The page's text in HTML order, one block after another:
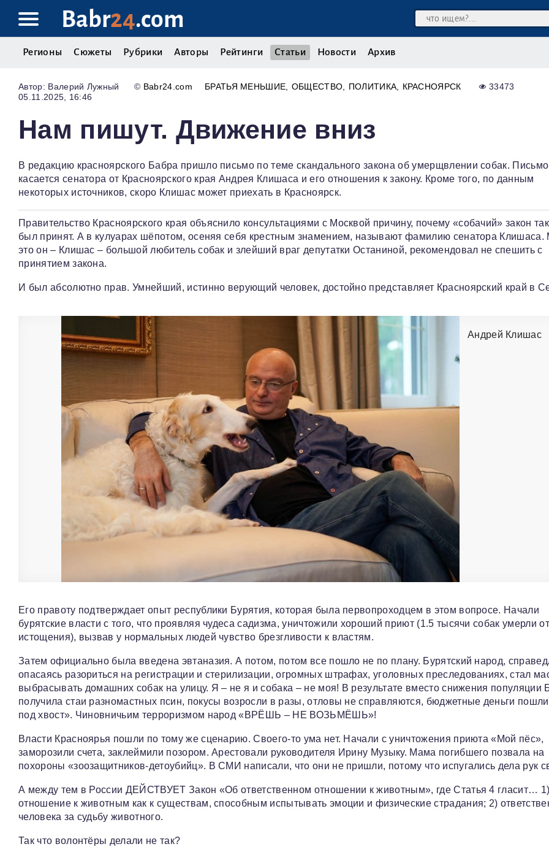
Babr24.com
Регионы Сюжеты Рубрики Авторы Рейтинги Статьи Новости Архив
Валерий Лужный © Babr24.com БРАТЬЯ МЕНЬШИЕ ОБЩЕСТВО ПОЛИТИКА КРАСНОЯРСК
33473
05.11.2025, 16:46
Нам пишут. Движение вниз
В редакцию красноярского Бабра пришло письмо по теме скандального закона об умерщвлении собак. Письмо
касается сенатора от Красноярского края Андрея Клишаса и его отношения к закону. Кроме того, по данным
некоторых источников, скоро Клишас может приехать в Красноярск.
Правительство Красноярского края объяснило консультациями с Москвой причину, почему «собачий» закон
был принят. А в кулуарах шёпотом, осеняя себя крестным знамением, называют фамилию сенатора Клишаса.
это он – Клишас – большой любитель собак и злейший враг депутатки Останиной, рекомендовал не спешить с
принятием закона.
И был абсолютно прав. Умнейший, истинно верующий человек, достойно представляет Красноярский край в
Андрей Клишас
Его правоту подтверждает опыт республики Бурятия, которая была первопроходцем в этом вопросе. Начали
бурятские власти с того, что проявляя чудеса садизма, уничтожили хороший приют (1.5 тысячи собак умерли от
истощения), вызвав у нормальных людей чувство брезгливости к властям.
Затем официально была введена эвтаназия. А потом, потом все пошло не по плану. Бурятский народ,
опасаясь разориться на регистрации и стерилизации, огромных штрафах, уголовных преследованиях, стал
выбрасывать домашних собак на улицу. Я – не я и собака – не моя! В результате вместо снижения популяции
получила стаи разномастных псин, покусы возросли в разы, отловы не справляются, бюджетные деньги пошли
под хвост». Чиновничьим терроризмом народ «ВРЁШЬ – НЕ ВОЗЬМЁШЬ»!
Власти Красноярья пошли по тому же сценарию. Своего-то ума нет. Начали с уничтожения приюта «Мой пёс»,
заморозили счета, заклеймили позором. Арестовали руководителя Ирину Музыку. Мама погибшего позвала на
похороны «зоозащитников-детоубийц». В СМИ написали, что они не пришли, потому что испугались дела рук
А между тем в России ДЕЙСТВУЕТ Закон «Об ответственном отношении к животным», где Статья 4 гласит… 1)
отношение к животным как к существам, способным испытывать эмоции и физические страдания; 2)
человека за судьбу животного.
Так что волонтёры делали не так?